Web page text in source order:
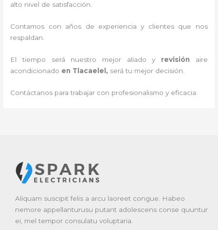
alto nivel de satisfacción.
Contamos con años de experiencia y clientes que nos
respaldan.
El tiempo será nuestro mejor aliado y revisión aire
acondicionado en Tlacaelel , será tu mejor decisión.
Contáctanos para trabajar con profesionalismo y eficacia.
Aliquam suscipit felis a arcu laoreet congue. Habeo
nemore appellanturusu putant adolescens conse quuntur
ei, mel tempor consulatu voluptaria.